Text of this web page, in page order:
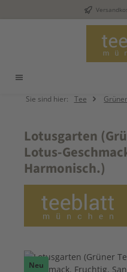
Zum Hauptinhalt springen
Sie sind hier: Tee
Lotusgarten
Lotus-
Harmonisch.)
Bildergalerie
Neu